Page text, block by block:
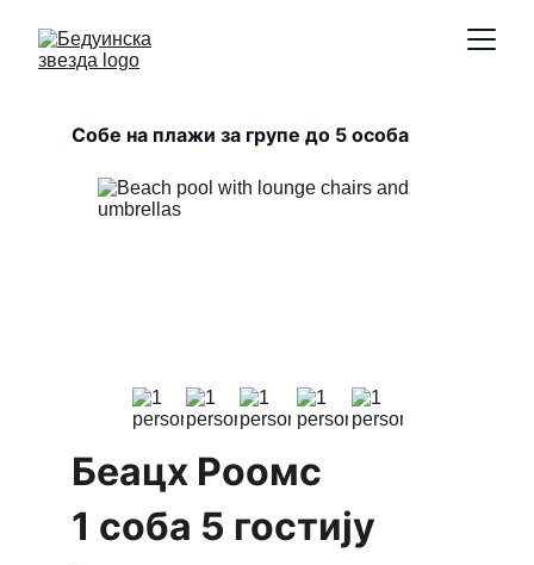
Собе на плажи за групе до 5 особа
Беацх Роомс
1 соба 5 гостију